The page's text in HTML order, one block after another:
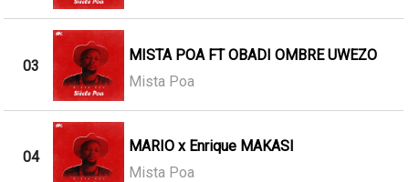
03
MISTA POA FT OBADI OMBRE UWEZO
Mista Poa
04
MARIO x Enrique MAKASI
Mista Poa